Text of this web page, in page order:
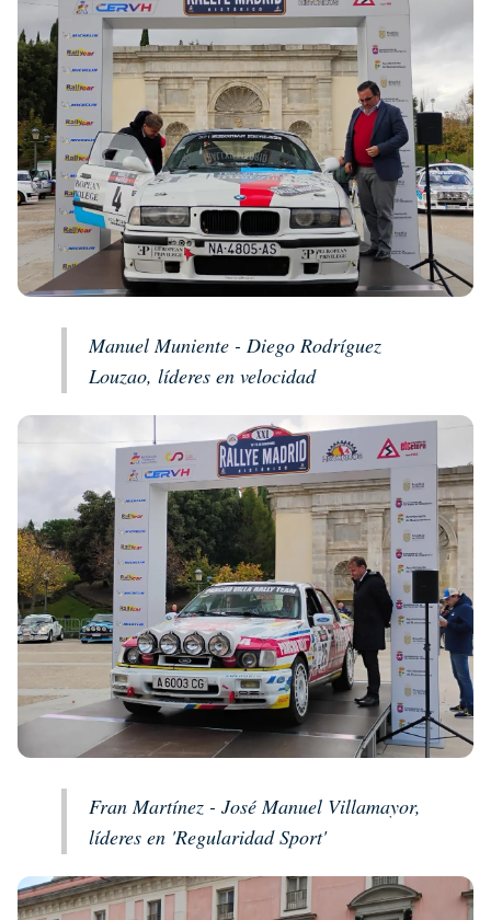
Manuel Muniente - Diego Rodríguez
Louzao, líderes en velocidad
Fran Martínez - José Manuel Villamayor,
líderes en 'Regularidad Sport'